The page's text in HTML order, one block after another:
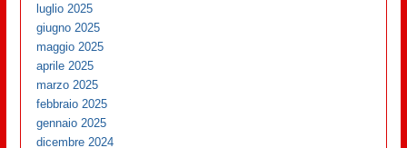
luglio 2025
giugno 2025
maggio 2025
aprile 2025
marzo 2025
febbraio 2025
gennaio 2025
dicembre 2024